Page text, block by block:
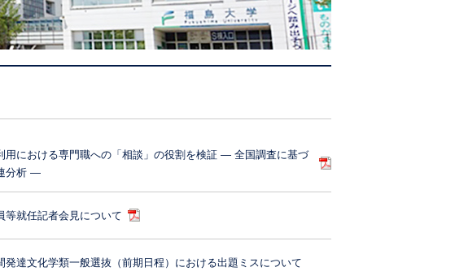
用における専門職への「相談」の役割を検証 ― 全国調査に基づ
分析 ―
等就任記者会見について
発達文化学類一般選抜（前期日程）における出題ミスについて